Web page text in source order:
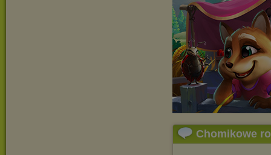
Chomikowe